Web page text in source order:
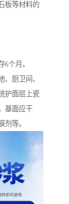
板等材料的
个月。
厨卫间、
护面层上瓷
基面应干
等。